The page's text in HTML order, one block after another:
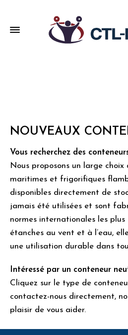
NOUVEAUX
Vous recherchez des
Nous proposons un large choix
maritimes et frigorifiques
disponibles directement de
jamais été utilisées et sont
normes internationales les
étanches au vent et à l’eau,
une utilisation durable dans
Intéressé par un conteneur
Cliquez sur le type de
contactez-nous directement,
plaisir de vous aider.